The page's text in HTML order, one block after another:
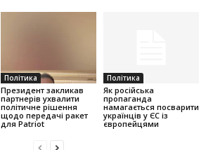
Політика
Президент закликав
партнерів ухвалити
політичне рішення
щодо передачі ракет
для Patriot
Політика
Як російська
пропаганда
намагається посварити
українців у ЄС із
європейцями